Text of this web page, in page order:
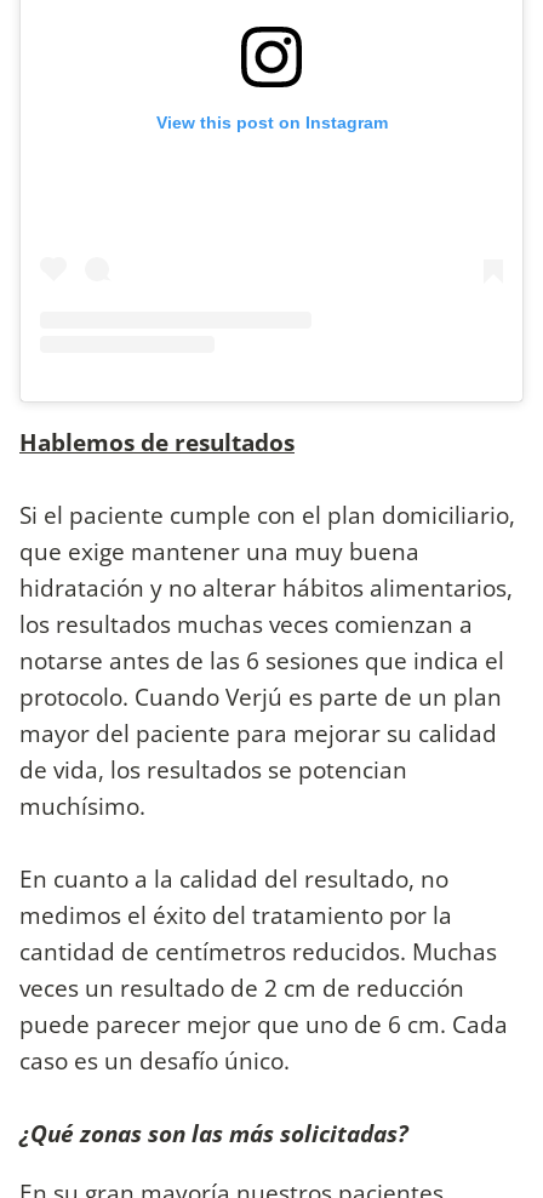
View this post on Instagram
Hablemos de resultados
Si el paciente cumple con el plan domiciliario,
que exige mantener una muy buena
hidratación y no alterar hábitos alimentarios,
los resultados muchas veces comienzan a
notarse antes de las 6 sesiones que indica el
protocolo. Cuando Verjú es parte de un plan
mayor del paciente para mejorar su calidad
de vida, los resultados se potencian
muchísimo.
En cuanto a la calidad del resultado, no
medimos el éxito del tratamiento por la
cantidad de centímetros reducidos. Muchas
veces un resultado de 2 cm de reducción
puede parecer mejor que uno de 6 cm. Cada
caso es un desafío único.
¿Qué zonas son las más solicitadas?